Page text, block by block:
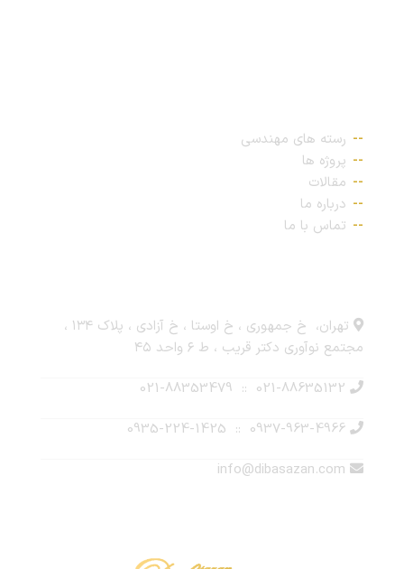
رسته های مهندسی
پروژه ها
مقالات
درباره ما
تماس با ما
تهران، خ جمهوری ، خ اوستا ، خ آزادی ، پلاک ۱۳۴ ،
مجتمع نوآوری دکتر قریب ، ط ۶ واحد ۴۵